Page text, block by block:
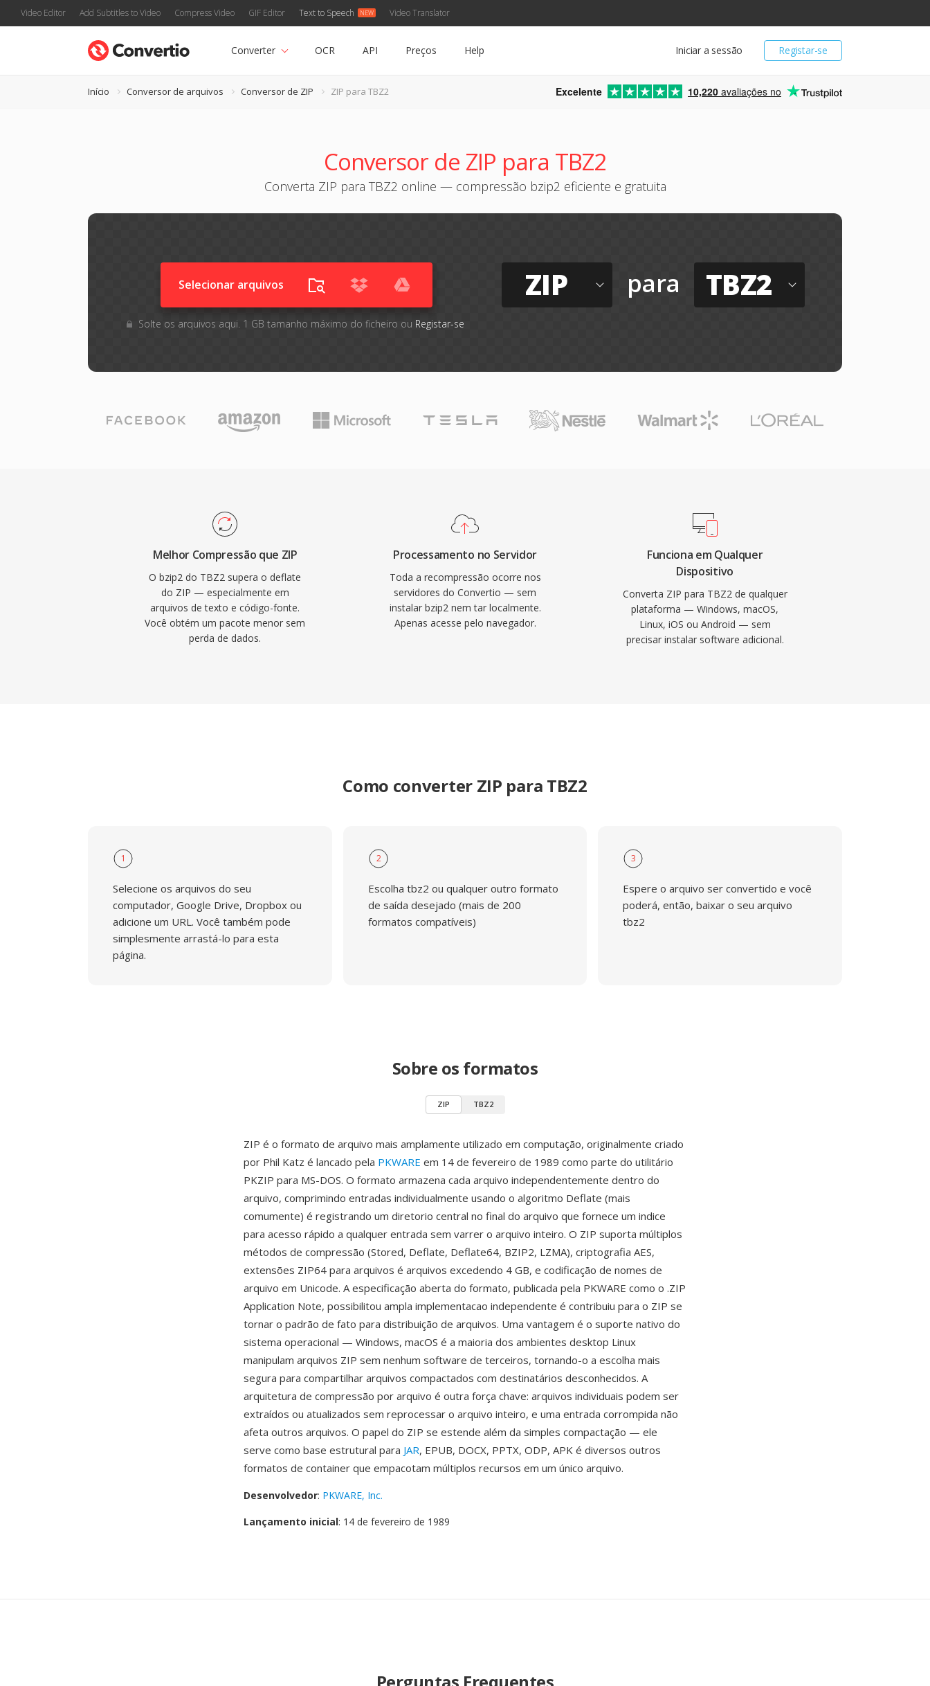
Video Editor Add Subtitles to Video Compress Video GIF Editor Text to Speech Video Translator
Registar-se
Iniciar a sessão
Converter OCR API Preços Help
Início Conversor de arquivos Conversor de ZIP ZIP para TBZ2 Excelente 10,220 avaliações no
Conversor de ZIP para TBZ2
Converta ZIP para TBZ2 online — compressão bzip2 eficiente e gratuita
Selecionar arquivos
Solte os arquivos aqui. 1 GB tamanho máximo do ficheiro ou Registar-se
ZIP para TBZ2
Melhor Compressão que ZIP
O bzip2 do TBZ2 supera o deflate
do ZIP — especialmente em
arquivos de texto e código-fonte.
Você obtém um pacote menor sem
perda de dados.
Processamento no Servidor
Toda a recompressão ocorre nos
servidores do Convertio — sem
instalar bzip2 nem tar localmente.
Apenas acesse pelo navegador.
Funciona em Qualquer
Dispositivo
Converta ZIP para TBZ2 de qualquer
plataforma — Windows, macOS,
Linux, iOS ou Android — sem
precisar instalar software adicional.
Como converter ZIP para TBZ2
1
Selecione os arquivos do seu
computador, Google Drive, Dropbox ou
adicione um URL. Você também pode
simplesmente arrastá-lo para esta
página.
2
Escolha tbz2 ou qualquer outro formato
de saída desejado (mais de 200
formatos compatíveis)
3
Espere o arquivo ser convertido e você
poderá, então, baixar o seu arquivo
tbz2
Sobre os formatos
ZIP TBZ2
ZIP é o formato de arquivo mais amplamente utilizado em computação, originalmente criado
por Phil Katz é lancado pela PKWARE em 14 de fevereiro de 1989 como parte do utilitário
PKZIP para MS-DOS. O formato armazena cada arquivo independentemente dentro do
arquivo, comprimindo entradas individualmente usando o algoritmo Deflate (mais
comumente) é registrando um diretorio central no final do arquivo que fornece um indice
para acesso rápido a qualquer entrada sem varrer o arquivo inteiro. O ZIP suporta múltiplos
métodos de compressão (Stored, Deflate, Deflate64, BZIP2, LZMA), criptografia AES,
extensões ZIP64 para arquivos é arquivos excedendo 4 GB, e codificação de nomes de
arquivo em Unicode. A especificação aberta do formato, publicada pela PKWARE como o .ZIP
Application Note, possibilitou ampla implementacao independente é contribuiu para o ZIP se
tornar o padrão de fato para distribuição de arquivos. Uma vantagem é o suporte nativo do
sistema operacional — Windows, macOS é a maioria dos ambientes desktop Linux
manipulam arquivos ZIP sem nenhum software de terceiros, tornando-o a escolha mais
segura para compartilhar arquivos compactados com destinatários desconhecidos. A
arquitetura de compressão por arquivo é outra força chave: arquivos individuais podem ser
extraídos ou atualizados sem reprocessar o arquivo inteiro, e uma entrada corrompida não
afeta outros arquivos. O papel do ZIP se estende além da simples compactação — ele
serve como base estrutural para JAR, EPUB, DOCX, PPTX, ODP, APK é diversos outros
formatos de container que empacotam múltiplos recursos em um único arquivo.
Desenvolvedor: PKWARE, Inc.
Lançamento inicial: 14 de fevereiro de 1989